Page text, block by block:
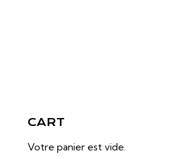
CART
Votre panier est vide.